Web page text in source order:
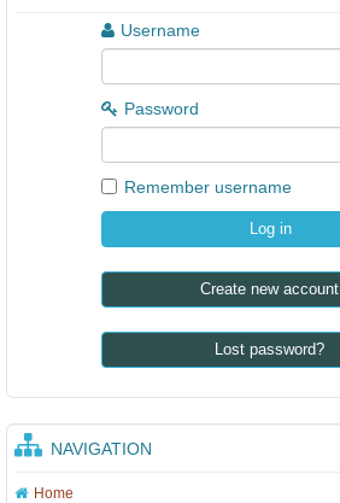
Username
Password
Remember username
Create new account
Lost password?
NAVIGATION
Home